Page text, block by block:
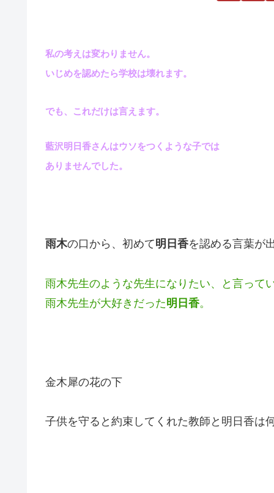
私の考えは変わりません。
いじめを認めたら学校は壊れます。
でも、これだけは言えます。
藍沢明日香さんはウソをつくような子では
ありませんでした。
雨木の口から、初めて明日香を認める言葉が
雨木先生のような先生になりたい、と言って
雨木先生が大好きだった明日香。
金木犀の花の下
子供を守ると約束してくれた教師と明日香は